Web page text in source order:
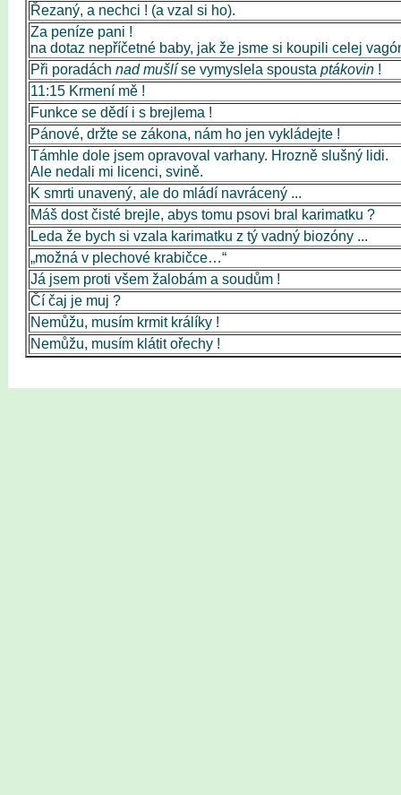
Řezaný, a nechci ! (a vzal si ho).
Za peníze pani !
na dotaz nepříčetné baby, jak že jsme si koupili celej
Při poradách nad mušlíse vymyslela spousta ptákovin !
11:15 Krmení mě !
Funkce se dědí i s brejlema !
Pánové, držte se zákona, nám ho jen vykládejte !
Támhle dole jsem opravoval varhany. Hrozně slušný lidi.
Ale nedali mi licenci, svině.
K smrti unavený, ale do mládí navrácený ...
Máš dost čisté brejle, abys tomu psovi bral karimatku ?
Leda že bych si vzala karimatku z tý vadný biozóny ...
„možná v plechové krabičce…“
Já jsem proti všem žalobám a soudům !
Čí čaj je muj ?
Nemůžu, musím krmit králíky !
Nemůžu, musím klátit ořechy !